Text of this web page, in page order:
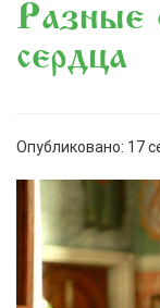
Разные
сердца
Опубликовано: 17